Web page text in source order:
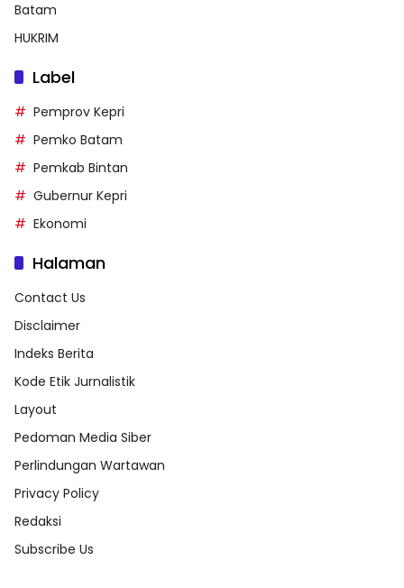
Batam
HUKRIM
Label
Pemprov Kepri
Pemko Batam
Pemkab Bintan
Gubernur Kepri
Ekonomi
Halaman
Contact Us
Disclaimer
Indeks Berita
Kode Etik Jurnalistik
Layout
Pedoman Media Siber
Perlindungan Wartawan
Privacy Policy
Redaksi
Subscribe Us